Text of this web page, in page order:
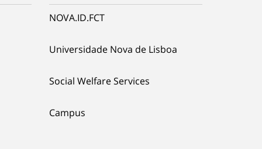
NOVA.ID.FCT
Universidade Nova de Lisboa
Social Welfare Services
Campus